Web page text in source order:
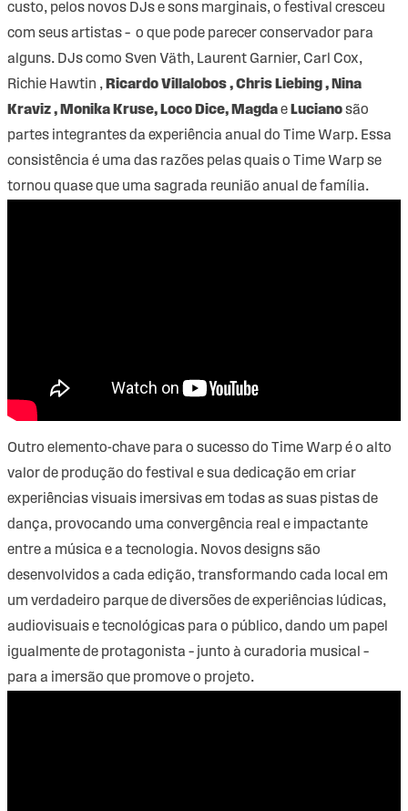
custo, pelos novos DJs e sons marginais, o festival cresceu
com seus artistas – o que pode parecer conservador para
alguns. DJs como Sven Väth, Laurent Garnier, Carl Cox,
Richie Hawtin ,Ricardo Villalobos , Chris Liebing , Nina
Kraviz , Monika Kruse, Loco Dice, MagdaeLucianosão
partes integrantes da experiência anual do Time Warp. Essa
consistência é uma das razões pelas quais o Time Warp se
tornou quase que uma sagrada reunião anual de família.
Outro elemento-chave para o sucesso do Time Warp é o alto
valor de produção do festival e sua dedicação em criar
experiências visuais imersivas em todas as suas pistas de
dança, provocando uma convergência real e impactante
entre a música e a tecnologia. Novos designs são
desenvolvidos a cada edição, transformando cada local em
um verdadeiro parque de diversões de experiências lúdicas,
audiovisuais e tecnológicas para o público, dando um papel
igualmente de protagonista – junto à curadoria musical –
para a imersão que promove o projeto.